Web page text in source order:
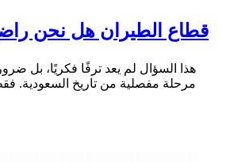
قطاع الطيران هل نحن
هذا السؤال لم يعد ترفًا فكريًا، بل
مرحلة مفصلية من تاريخ السعودية.